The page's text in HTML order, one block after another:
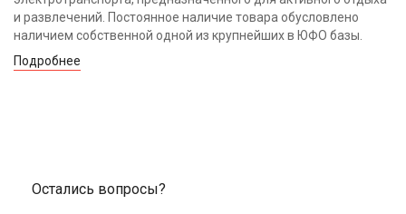
и развлечений. Постоянное наличие товара обусловлено
наличием собственной одной из крупнейших в ЮФО базы.
Подробнее
Остались вопросы?